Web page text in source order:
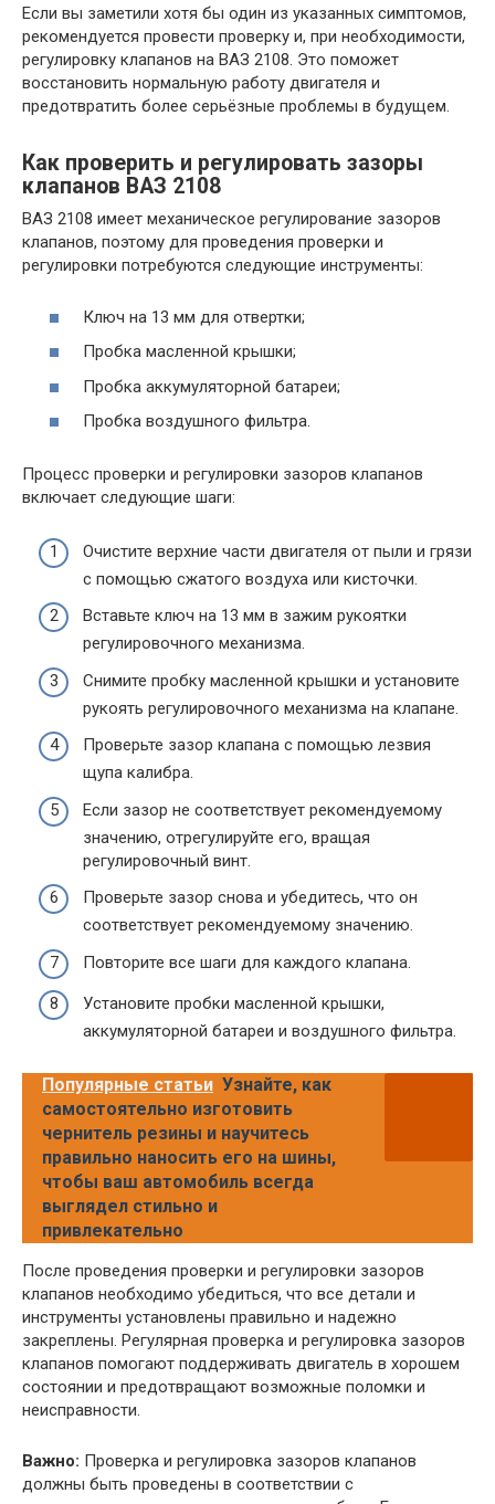
Если вы заметили хотя бы один из указанных симптомов,
рекомендуется провести проверку и, при необходимости,
регулировку клапанов на ВАЗ 2108. Это поможет
восстановить нормальную работу двигателя и
предотвратить более серьёзные проблемы в будущем.
Как проверить и регулировать зазоры
клапанов ВАЗ 2108
ВАЗ 2108 имеет механическое регулирование зазоров
клапанов, поэтому для проведения проверки и
регулировки потребуются следующие инструменты:
Ключ на 13 мм для отвертки;
Пробка масленной крышки;
Пробка аккумуляторной батареи;
Пробка воздушного фильтра.
Процесс проверки и регулировки зазоров клапанов
включает следующие шаги:
Очистите верхние части двигателя от пыли и грязи
с помощью сжатого воздуха или кисточки.
Вставьте ключ на 13 мм в зажим рукоятки
регулировочного механизма.
Снимите пробку масленной крышки и установите
рукоять регулировочного механизма на клапане.
Проверьте зазор клапана с помощью лезвия
щупа калибра.
Если зазор не соответствует рекомендуемому
значению, отрегулируйте его, вращая
регулировочный винт.
Проверьте зазор снова и убедитесь, что он
соответствует рекомендуемому значению.
Повторите все шаги для каждого клапана.
Установите пробки масленной крышки,
аккумуляторной батареи и воздушного фильтра.
Популярные статьи Узнайте, как
самостоятельно изготовить
чернитель резины и научитесь
правильно наносить его на шины,
чтобы ваш автомобиль всегда
выглядел стильно и
привлекательно
После проведения проверки и регулировки зазоров
клапанов необходимо убедиться, что все детали и
инструменты установлены правильно и надежно
закреплены. Регулярная проверка и регулировка зазоров
клапанов помогают поддерживать двигатель в хорошем
состоянии и предотвращают возможные поломки и
неисправности.
Важно: Проверка и регулировка зазоров клапанов
должны быть проведены в соответствии с